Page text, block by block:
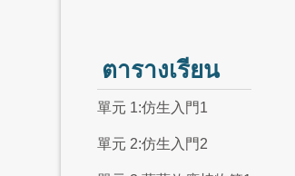
ตารางเรียน
單元 1:仿生入門1
單元 2:仿生入門2